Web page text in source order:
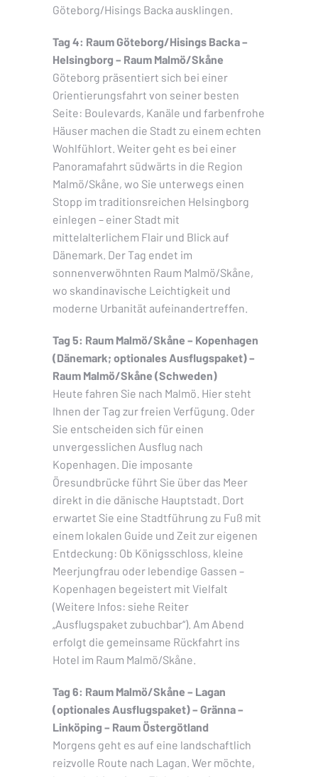
Göteborg/Hisings Backa ausklingen.
Tag 4: Raum Göteborg/Hisings Backa –
Helsingborg – Raum Malmö/Skåne
Göteborg präsentiert sich bei einer
Orientierungsfahrt von seiner besten
Seite: Boulevards, Kanäle und farbenfrohe
Häuser machen die Stadt zu einem echten
Wohlfühlort. Weiter geht es bei einer
Panoramafahrt südwärts in die Region
Malmö/Skåne, wo Sie unterwegs einen
Stopp im traditionsreichen Helsingborg
einlegen – einer Stadt mit
mittelalterlichem Flair und Blick auf
Dänemark. Der Tag endet im
sonnenverwöhnten Raum Malmö/Skåne,
wo skandinavische Leichtigkeit und
moderne Urbanität aufeinandertreffen.
Tag 5: Raum Malmö/Skåne – Kopenhagen
(Dänemark; optionales Ausflugspaket) –
Raum Malmö/Skåne (Schweden)
Heute fahren Sie nach Malmö. Hier steht
Ihnen der Tag zur freien Verfügung. Oder
Sie entscheiden sich für einen
unvergesslichen Ausflug nach
Kopenhagen. Die imposante
Öresundbrücke führt Sie über das Meer
direkt in die dänische Hauptstadt. Dort
erwartet Sie eine Stadtführung zu Fuß mit
einem lokalen Guide und Zeit zur eigenen
Entdeckung: Ob Königsschloss, kleine
Meerjungfrau oder lebendige Gassen –
Kopenhagen begeistert mit Vielfalt
(Weitere Infos: siehe Reiter
„Ausflugspaket zubuchbar“). Am Abend
erfolgt die gemeinsame Rückfahrt ins
Hotel im Raum Malmö/Skåne.
Tag 6: Raum Malmö/Skåne – Lagan
(optionales Ausflugspaket) – Gränna –
Linköping – Raum Östergötland
Morgens geht es auf eine landschaftlich
reizvolle Route nach Lagan. Wer möchte,